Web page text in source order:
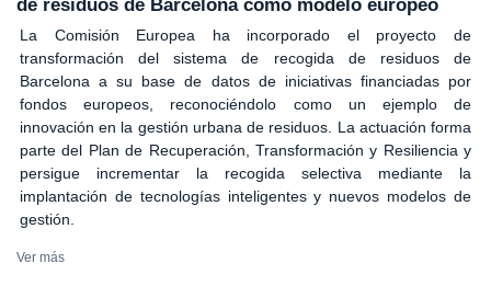
de residuos de Barcelona como modelo europeo
La Comisión Europea ha incorporado el proyecto de
transformación del sistema de recogida de residuos de
Barcelona a su base de datos de iniciativas financiadas por
fondos europeos, reconociéndolo como un ejemplo de
innovación en la gestión urbana de residuos. La actuación forma
parte del Plan de Recuperación, Transformación y Resiliencia y
persigue incrementar la recogida selectiva mediante la
implantación de tecnologías inteligentes y nuevos modelos de
gestión.
Ver más